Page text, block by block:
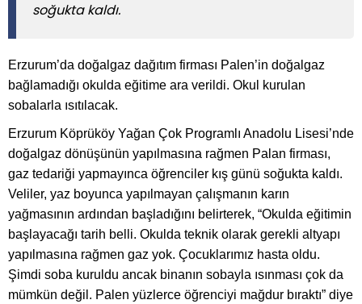
soğukta kaldı.
Erzurum’da doğalgaz dağıtım firması Palen’in doğalgaz
bağlamadığı okulda eğitime ara verildi. Okul kurulan
sobalarla ısıtılacak.
Erzurum Köprüköy Yağan Çok Programlı Anadolu Lisesi’nde
doğalgaz dönüşünün yapılmasına rağmen Palan firması,
gaz tedariği yapmayınca öğrenciler kış günü soğukta kaldı.
Veliler, yaz boyunca yapılmayan çalışmanın karın
yağmasının ardından başladığını belirterek, “Okulda eğitimin
başlayacağı tarih belli. Okulda teknik olarak gerekli altyapı
yapılmasına rağmen gaz yok. Çocuklarımız hasta oldu.
Şimdi soba kuruldu ancak binanın sobayla ısınması çok da
mümkün değil. Palen yüzlerce öğrenciyi mağdur bıraktı” diye